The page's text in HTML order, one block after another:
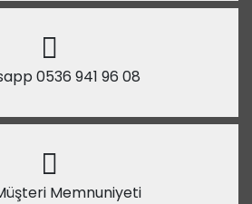
0536 941 96 08
Memnuniyeti